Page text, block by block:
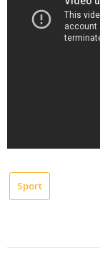
Sport